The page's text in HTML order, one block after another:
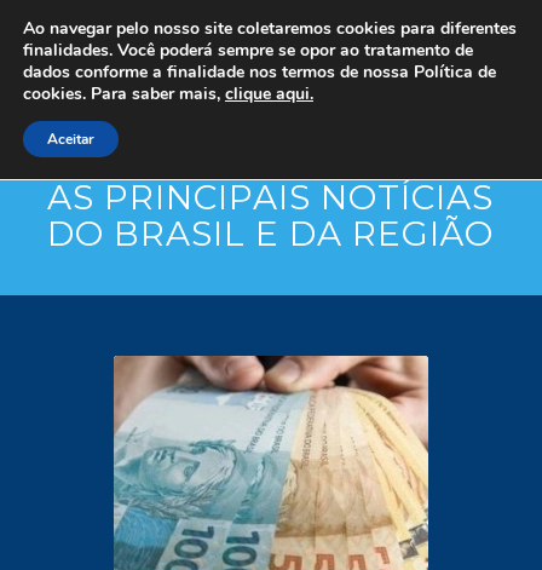
AS PRINCIPAIS NOTÍCIAS
DO BRASIL E DA REGIÃO
Ao navegar pelo nosso site coletaremos cookies para diferentes
finalidades. Você poderá sempre se opor ao tratamento de
dados conforme a finalidade nos termos de nossa Política de
cookies. Para saber mais, clique aqui.
Aceitar